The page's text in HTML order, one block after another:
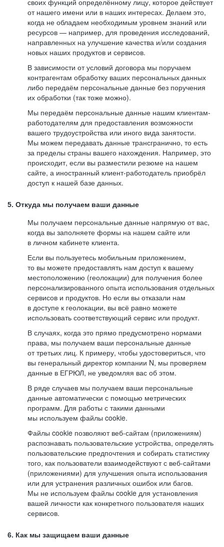
своих функций определённому лицу, которое действует
от нашего имени или в наших интересах. Делаем это,
когда не обладаем необходимым уровнем знаний или
ресурсов — например, для проведения исследований,
направленных на улучшение качества и/или создания
новых наших продуктов и сервисов.
В зависимости от условий договора мы поручаем
контрагентам обработку ваших персональных данных
либо передаём персональные данные без поручения
их обработки (так тоже можно).
Мы передаём персональные данные нашим клиентам-
работодателям для предоставления возможности
вашего трудоустройства или иного вида занятости.
Мы можем передавать данные трансгранично, то есть
за пределы страны вашего нахождения. Например, это
происходит, если вы разместили резюме на нашем
сайте, а иностранный клиент-работодатель приобрёл
доступ к нашей базе данных.
5. Откуда мы получаем ваши данные
Мы получаем персональные данные напрямую от вас,
когда вы заполняете формы на нашем сайте или
в личном кабинете клиента.
Если вы пользуетесь мобильным приложением,
то вы можете предоставлять нам доступ к вашему
местоположению (геолокации) для получения более
персонализированного опыта использования отдельных
сервисов и продуктов. Но если вы отказали нам
в доступе к геолокации, вы всё равно можете
использовать соответствующий сервис или продукт.
В случаях, когда это прямо предусмотрено нормами
права, мы получаем ваши персональные данные
от третьих лиц. К примеру, чтобы удостовериться, что
вы генеральный директор компании N, мы проверяем
данные в ЕГРЮЛ, не уведомляя вас об этом.
В ряде случаев мы получаем ваши персональные
данные автоматически с помощью метрических
программ. Для работы с такими данными
мы используем файлы cookie.
Файлы cookie позволяют веб-сайтам (приложениям)
распознавать пользовательские устройства, определять
пользовательские предпочтения и собирать статистику
того, как пользователи взаимодействуют с веб-сайтами
(приложениями) для улучшения опыта использования
или для устранения различных ошибок или багов.
Мы не используем файлы cookie для установления
вашей личности как конкретного пользователя наших
сервисов.
6. Как мы защищаем ваши данные